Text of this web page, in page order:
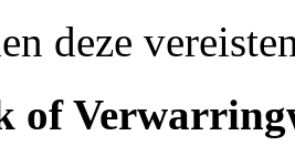
deze
of